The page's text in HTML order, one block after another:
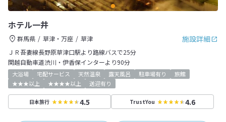
ホテル一井
施設詳細
群馬県 草津・万座
草津
ＪＲ吾妻線長野原草津口駅より路線バスで25分
関越自動車道渋川・伊香保インターより90分
大浴場 宅配サービス 天然温泉 露天風呂 駐車場有り
旅館
★★★以上
★★★★以上 送迎有り
日本旅行 4.5 TrustYou 4.6